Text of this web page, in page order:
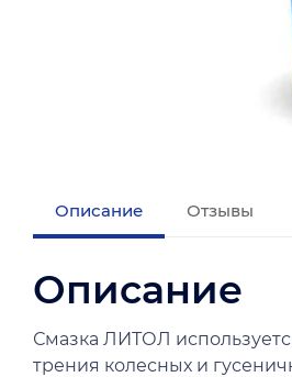
Описание Отзывы
Описание
Смазка ЛИТОЛ
трения колесных и